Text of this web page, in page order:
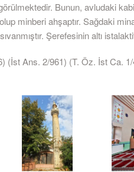
görülmektedir. Bunun, avludaki
minberi ahşaptır. Sağdaki
Şerefesinin altı
(İst Ans. 2/961) (T. Öz. İst Ca.